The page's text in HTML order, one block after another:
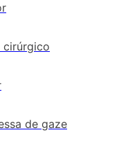
cirúrgico
de gaze